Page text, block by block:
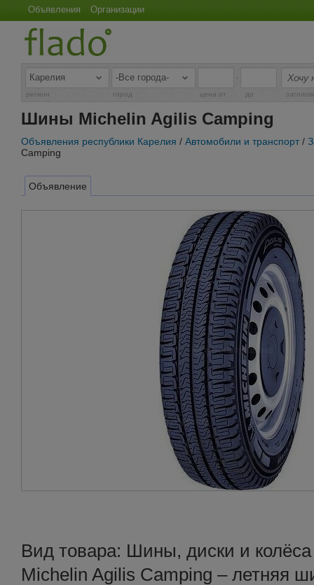
Объявления Организации
-
регион город цена от до
Шины Michelin Agilis Camping
Объявления республики Карелия / Автомобили и транспорт /
Camping
Объявление
Вид товара: Шины, диски и колёса
Michelin Agilis Camping – летняя